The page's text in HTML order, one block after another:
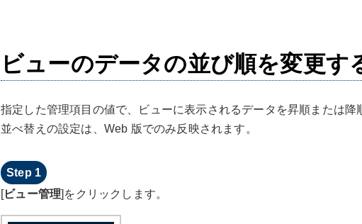
ビューのデータの並び順を変更す
指定した管理項目の値で、ビューに表示されるデータを昇順または降
並べ替えの設定は、Web 版でのみ反映されます。
[ビュー管理]をクリックします。